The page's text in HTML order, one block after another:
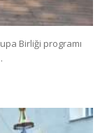
Birliği programı